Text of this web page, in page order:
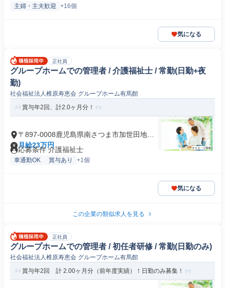
主婦・主夫歓迎 +16個
気になる
正社員
グループホームでの管理者 / 介護福祉士 / 常勤(日勤+夜
勤)
社会福祉法人椎原寿恵会 グループホーム有馬館
賞与年2回、計2.0ヶ月分！
〒897-0008鹿児島県南さつま市加世田地頭
所
月給23万円
応募条件 介護福祉士
車通勤OK 賞与あり +1個
気になる
この企業の類似求人を見る
正社員
グループホームでの管理者 / 初任者研修 / 常勤(日勤のみ)
社会福祉法人椎原寿恵会 グループホーム有馬館
賞与年2回 計 2.00ヶ月分（前年度実績）！日勤のみ募集！